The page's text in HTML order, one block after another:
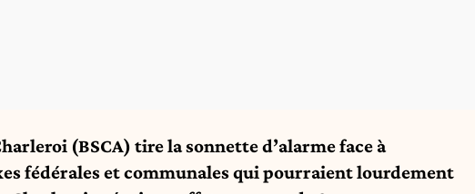
(BSCA) tire la sonnette d’alarme face à
fédérales et communales qui pourraient lourdement